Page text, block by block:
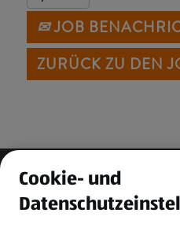
JOB
ZURÜCK ZU DEN
Cookie- und